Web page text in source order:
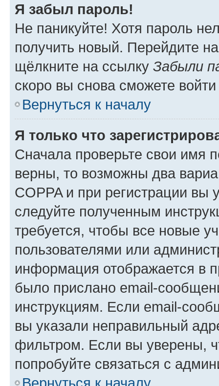
Я забыл пароль!
Не паникуйте! Хотя пароль
получить новый. Перейдите
щёлкните на ссылку Забыли
скоро вы снова сможете
Вернуться к началу
Я только что
Сначала проверьте свои имя
верны, то возможны два
COPPA и при регистрации вы
следуйте полученным
требуется, чтобы все новые
пользователями или
информация отображается в
было прислано email-
инструкциям. Если email-
вы указали неправильный
фильтром. Если вы уверены,
попробуйте связаться с
Вернуться к началу